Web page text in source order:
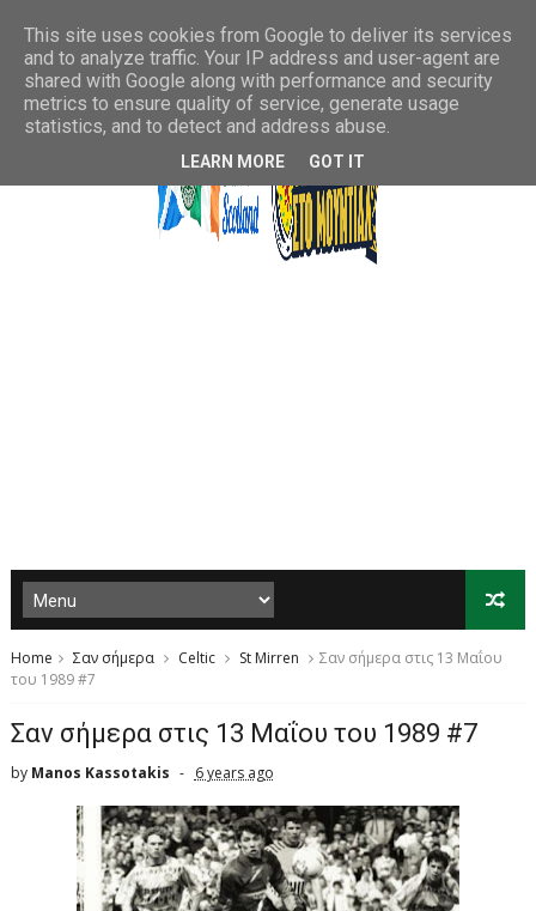
Home Σαν σήμερα Celtic St Mirren
Σαν σήμερα στις 13 Μαΐου
του 1989 #7
Σαν σήμερα στις 13 Μαΐου του 1989 #7
by Manos Kassotakis 6 years ago
This site uses cookies from Google to deliver its services
and to analyze traffic. Your IP address and user-agent are
shared with Google along with performance and security
metrics to ensure quality of service, generate usage
statistics, and to detect and address abuse.
LEARN MORE GOT IT